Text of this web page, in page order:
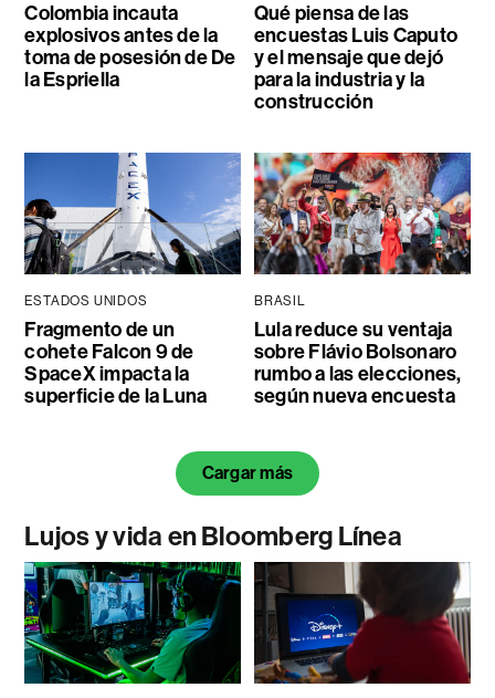
Colombia incauta
explosivos antes de la
toma de posesión de De
la Espriella
Qué piensa de las
encuestas Luis Caputo
y el mensaje que dejó
para la industria y la
construcción
ESTADOS UNIDOS
Fragmento de un
cohete Falcon 9 de
SpaceX impacta la
superficie de la Luna
BRASIL
Lula reduce su ventaja
sobre Flávio Bolsonaro
rumbo a las elecciones,
según nueva encuesta
Cargar más
Lujos y vida en Bloomberg Línea